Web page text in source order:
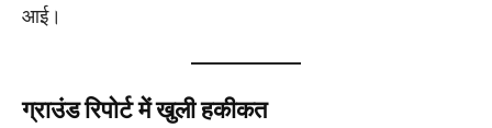
आई।
ग्राउंड रिपोर्ट में खुली हकीकत